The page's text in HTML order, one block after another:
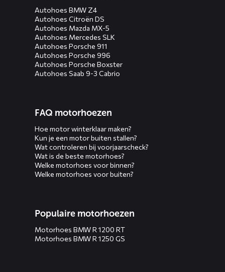
Autohoes BMW Z4
Autohoes Citroën DS
Autohoes Mazda MX-5
Autohoes Mercedes SLK
Autohoes Porsche 911
Autohoes Porsche 996
Autohoes Porsche Boxster
Autohoes Saab 9-3 Cabrio
FAQ motorhoezen
Hoe motor winterklaar maken?
Kun je een motor buiten stallen?
Wat controleren bij voorjaarscheck?
Wat is de beste motorhoes?
Welke motorhoes voor binnen?
Welke motorhoes voor buiten?
Populaire motorhoezen
Motorhoes BMW R 1200 RT
Motorhoes BMW R 1250 GS